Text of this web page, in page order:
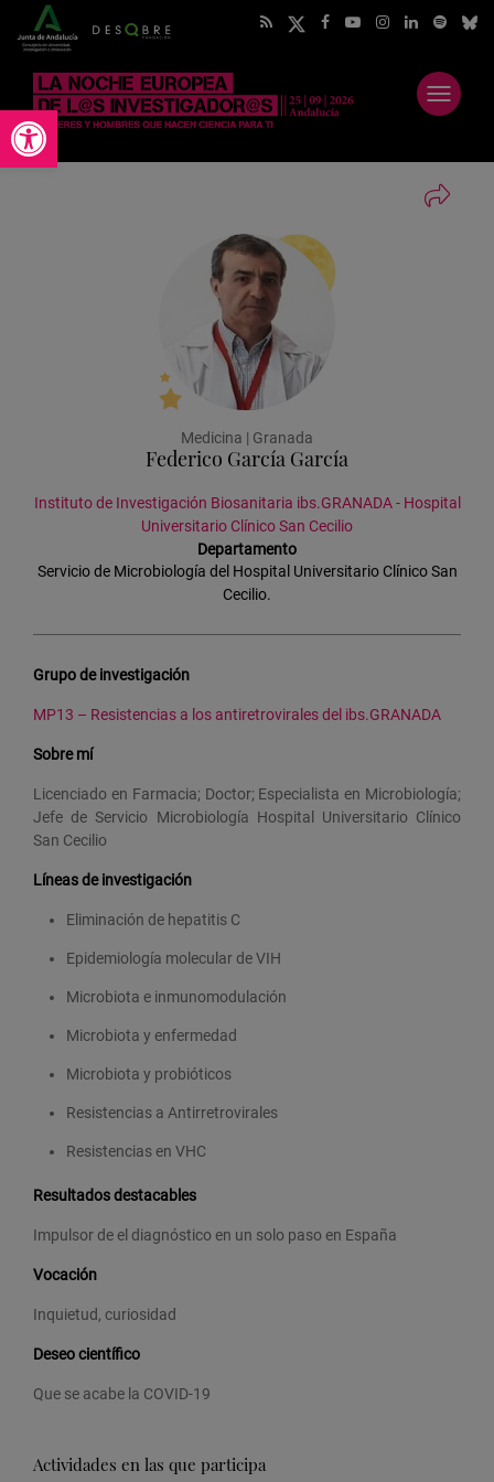
Abrir barra de herramientas
Abrir
menú
Medicina | Granada
Federico García García
Instituto de Investigación Biosanitaria ibs.GRANADA - Hospital
Universitario Clínico San Cecilio
Departamento
Servicio de Microbiología del Hospital Universitario Clínico San
Cecilio.
Grupo de investigación
MP13 – Resistencias a los antiretrovirales del ibs.GRANADA
Sobre mí
Licenciado en Farmacia; Doctor; Especialista en Microbiología;
Jefe de Servicio Microbiología Hospital Universitario Clínico
San Cecilio
Líneas de investigación
Eliminación de hepatitis C
Epidemiología molecular de VIH
Microbiota e inmunomodulación
Microbiota y enfermedad
Microbiota y probióticos
Resistencias a Antirretrovirales
Resistencias en VHC
Resultados destacables
Impulsor de el diagnóstico en un solo paso en España
Vocación
Inquietud, curiosidad
Deseo científico
Que se acabe la COVID-19
Actividades en las que participa